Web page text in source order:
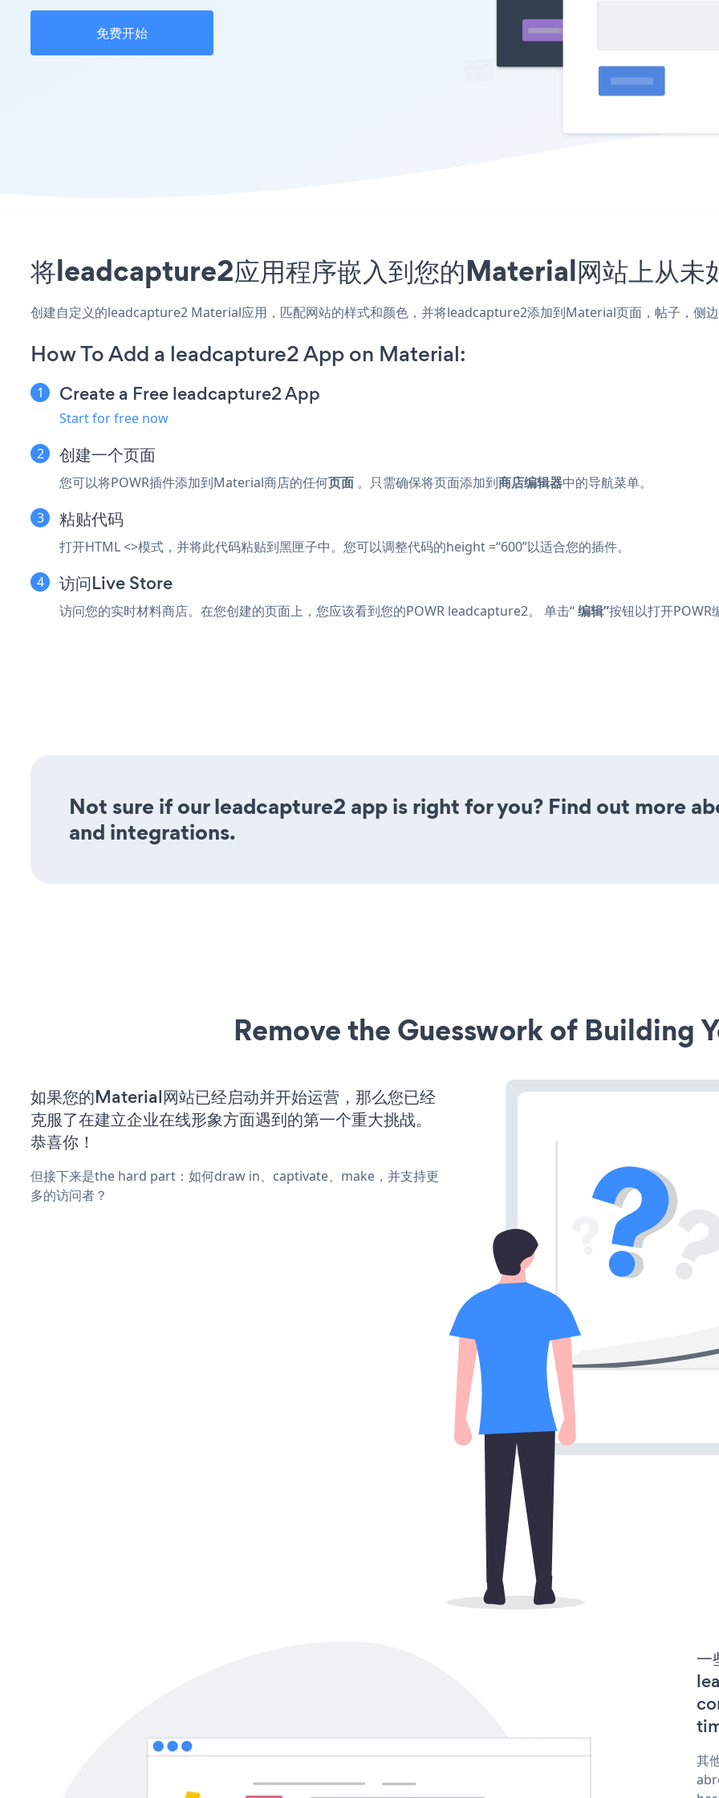
免费开始
将leadcapture2应用程序嵌入到您的Material网站上从未
创建自定义的leadcapture2 Material应用，匹配网站的样式和颜色，并将leadcapture2添加到Material页面，帖子，侧
How To Add a leadcapture2 App on Material:
Create a Free leadcapture2 App
Start for free now
创建一个页面
您可以将POWR插件添加到Material商店的任何页面 。只需确保将页面添加到商店编辑器中的导航菜单。
粘贴代码
打开HTML <>模式，并将此代码粘贴到黑匣子中。您可以调整代码的height =“600”以适合您的插件。
访问Live Store
访问您的实时材料商店。在您创建的页面上，您应该看到您的POWR leadcapture2。 单击“编辑”按钮以打开POWR
Not sure if our leadcapture2 app is right for you? Find out more
and integrations.
Remove the Guesswork of Building
如果您的Material网站已经启动并开始运营，那么您已经
克服了在建立企业在线形象方面遇到的第一个重大挑战。
恭喜你！
但接下来是the hard part：如何draw in、captivate、make，并支持更
多的访问者？
一
其